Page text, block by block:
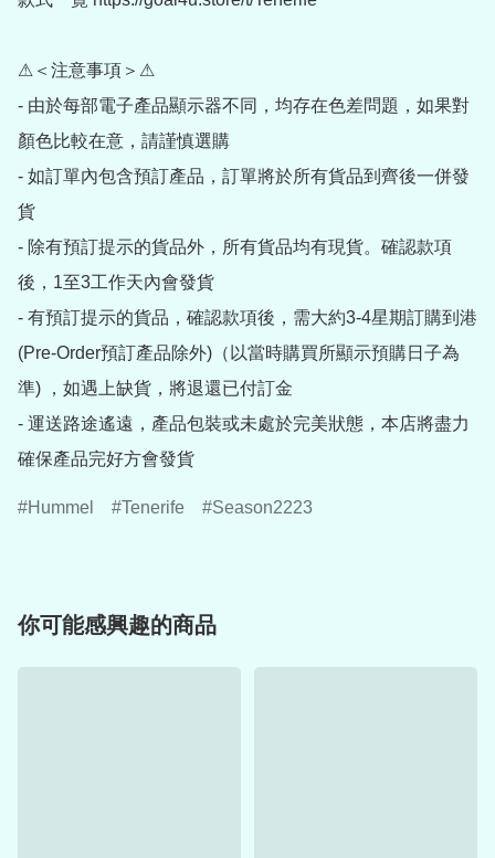
⚠＜注意事項＞⚠
- 由於每部電子產品顯示器不同，均存在色差問題，如果對
顏色比較在意，請謹慎選購
- 如訂單內包含預訂產品，訂單將於所有貨品到齊後一併發
貨
- 除有預訂提示的貨品外，所有貨品均有現貨。確認款項
後，1至3工作天內會發貨
- 有預訂提示的貨品，確認款項後，需大約3-4星期訂購到港
(Pre-Order預訂產品除外)（以當時購買所顯示預購日子為
準) ，如遇上缺貨，將退還已付訂金
- 運送路途遙遠，產品包裝或未處於完美狀態，本店將盡力
確保產品完好方會發貨
Hummel Tenerife Season2223
你可能感興趣的商品